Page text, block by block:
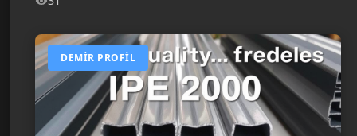
DEMIR PROFIL